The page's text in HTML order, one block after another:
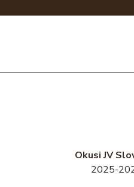
Okusi JV
2025-